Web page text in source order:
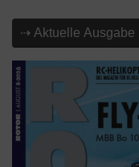
⇢ Aktuelle Ausgabe